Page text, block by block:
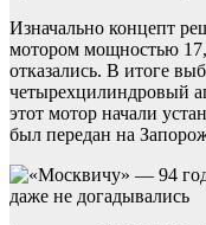
Изначально концепт
мотором мощностью
отказались. В итоге
четырехцилиндровый
этот мотор начали
был передан на